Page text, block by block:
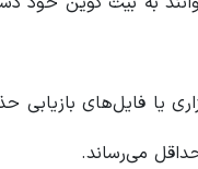
یا فایل‌های بازیابی
حداقل می‌رساند.